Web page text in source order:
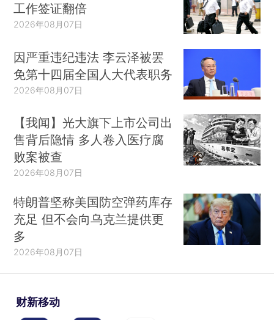
工作签证翻倍
2026年08月07日
因严重违纪违法 李云泽被罢
免第十四届全国人大代表职务
2026年08月07日
【我闻】光大旗下上市公司出
售背后隐情 多人卷入医疗腐
败案被查
2026年08月07日
特朗普坚称美国防空弹药库存
充足 但不会向乌克兰提供更
多
2026年08月07日
财新移动